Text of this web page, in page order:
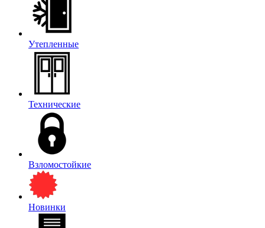
Утепленные
Технические
Взломостойкие
Новинки